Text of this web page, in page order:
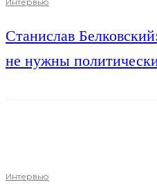
Станислав
не нужны
Интервью